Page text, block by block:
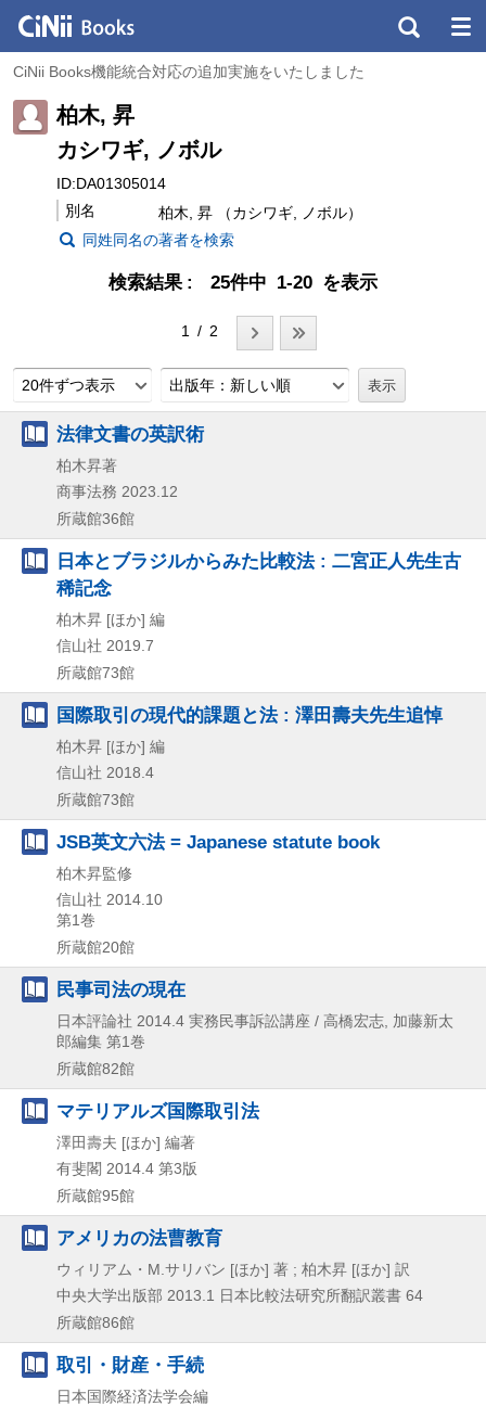
CiNii Books機能統合対応の追加実施をいたしました
柏木, 昇
カシワギ, ノボル
ID:DA01305014
別名
柏木, 昇 （カシワギ, ノボル）
同姓同名の著者を検索
検索結果 25件中 1-20 を表示
1 / 2
20件ずつ表示 出版年：新しい順
法律文書の英訳術
柏木昇著
商事法務 2023.12
所蔵館36館
日本とブラジルからみた比較法 : 二宮正人先生古
稀記念
柏木昇 [ほか] 編
信山社 2019.7
所蔵館73館
国際取引の現代的課題と法 : 澤田壽夫先生追悼
柏木昇 [ほか] 編
信山社 2018.4
所蔵館73館
JSB英文六法 = Japanese statute book
柏木昇監修
信山社 2014.10
第1巻
所蔵館20館
民事司法の現在
日本評論社 2014.4 実務民事訴訟講座 / 高橋宏志, 加藤新太
郎編集 第1巻
所蔵館82館
マテリアルズ国際取引法
澤田壽夫 [ほか] 編著
有斐閣 2014.4 第3版
所蔵館95館
アメリカの法曹教育
ウィリアム・M.サリバン [ほか] 著 ; 柏木昇 [ほか] 訳
中央大学出版部 2013.1 日本比較法研究所翻訳叢書 64
所蔵館86館
取引・財産・手続
日本国際経済法学会編